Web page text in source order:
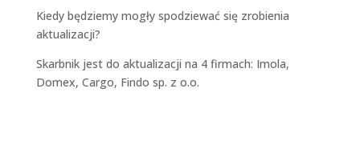
Kiedy będziemy mogły spodziewać się zrobienia
aktualizacji?
Skarbnik jest do aktualizacji na 4 firmach: Imola,
Domex, Cargo, Findo sp. z o.o.